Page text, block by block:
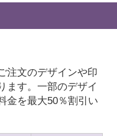
注文のデザインや印
ます。一部のデザイ
金を最大50％割引い